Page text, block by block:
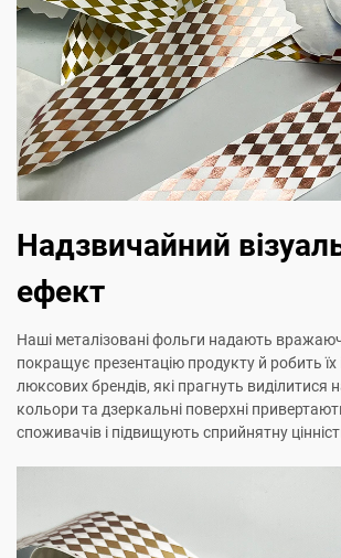
Надзвичайний
ефект
Наші металізовані фольги надають
покращує презентацію продукту й робить
люксових брендів, які прагнуть виділитися
кольори та дзеркальні поверхні
споживачів і підвищують сприйнятну